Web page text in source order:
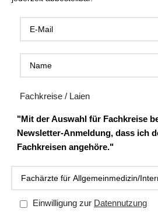
Fachkreise / Laien
"Mit der Auswahl für Fachkreise
Newsletter-Anmeldung, dass ich
Fachkreisen angehöre."
Einwilligung zur Datennutzung